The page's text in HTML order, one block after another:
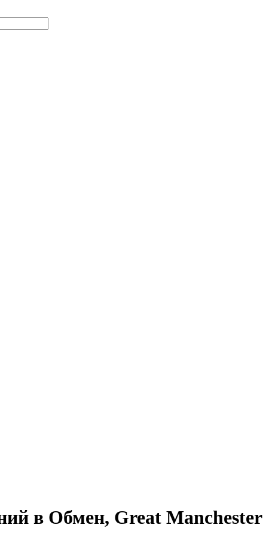
в Обмен, Great Manchester